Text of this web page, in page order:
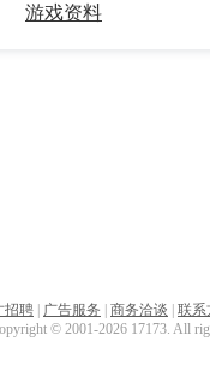
游戏资料
招聘 广告服务 商务洽谈 联系
© 2001-2026 17173. All